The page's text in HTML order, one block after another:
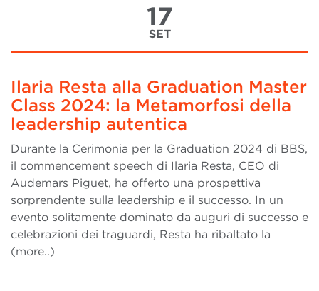
17
SET
Ilaria Resta alla Graduation Master
Class 2024: la Metamorfosi della
leadership autentica
Durante la Cerimonia per la Graduation 2024 di BBS,
il commencement speech di Ilaria Resta, CEO di
Audemars Piguet, ha offerto una prospettiva
sorprendente sulla leadership e il successo. In un
evento solitamente dominato da auguri di successo e
celebrazioni dei traguardi, Resta ha ribaltato la
(more..)